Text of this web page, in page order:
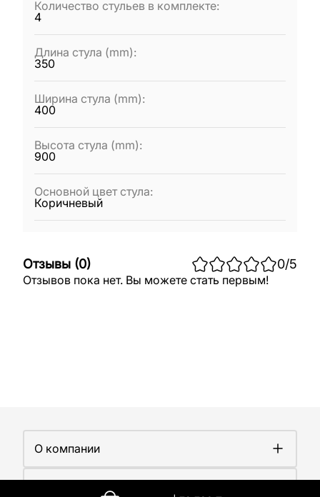
Количество стульев в комплекте:
4
Длина стула (mm):
350
Ширина стула (mm):
400
Высота стула (mm):
900
Основной цвет стула:
Коричневый
Отзывы (0) 0/5
Отзывов пока нет. Вы можете стать первым!
О компании